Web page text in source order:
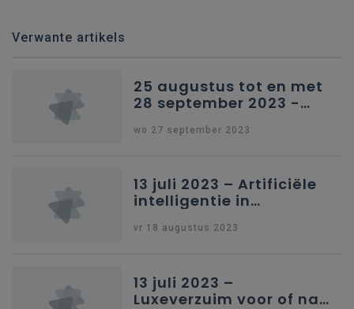
Verwante artikels
25 augustus tot en met
28 september 2023 -
wo 27 september 2023
13 juli 2023 – Artificiële
intelligentie in
vr 18 augustus 2023
13 juli 2023 –
Luxeverzuim voor of na